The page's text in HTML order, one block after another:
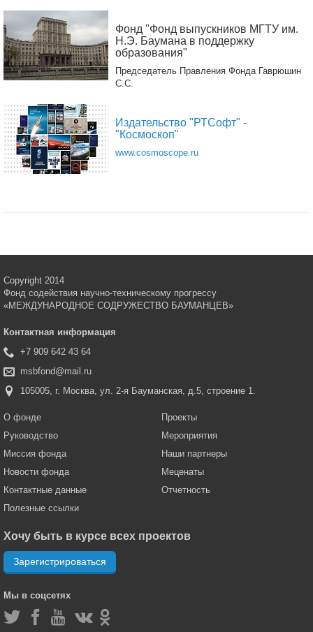
Фонд "Фонд выпускников МГТУ им.
Н.Э. Баумана в поддержку
образования"
Председатель Правления Фонда Гаврюшин
С.С.
Издательство "РТСофт" -
"Космоскоп"
www.cosmoscope.ru
Copyright 2014
Фонд содействия научно-техническому прогрессу
«МЕЖДУНАРОДНОЕ СОДРУЖЕСТВО БАУМАНЦЕВ»
Контактная информация
+7 909 642 43 64
msbfond@mail.ru
105005, г. Москва, ул. 2-я Бауманская, д.5, строение 1.
О фонде
Руководство
Миссия фонда
Новости фонда
Контактные данные
Полезные ссылки
Проекты
Мероприятия
Наши партнеры
Меценаты
Отчетность
Хочу быть в курсе всех проектов
Зарегистрироваться
Мы в соцсетях